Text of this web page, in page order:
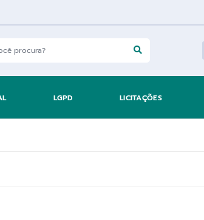
LGPD LICITAÇÕES